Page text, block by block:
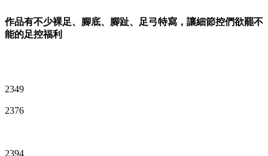
作品有不少裸足、腳底、腳趾、足弓特寫，讓細節控們欲罷不
能的足控福利
2349
2376
2394